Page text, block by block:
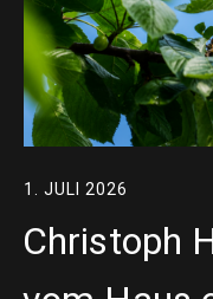
1. JULI 2026
Christoph